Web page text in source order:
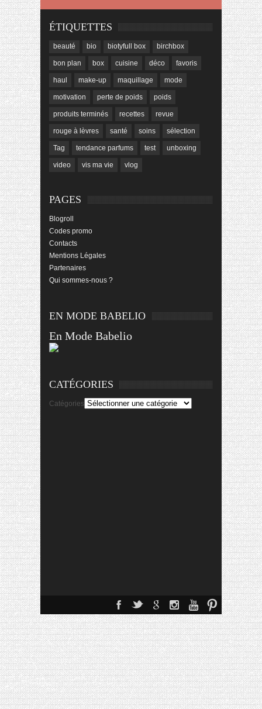
ÉTIQUETTES
beauté bio biotyfull box birchbox
bon plan box cuisine déco favoris
haul make-up maquillage mode
motivation perte de poids poids
produits terminés recettes revue
rouge à lèvres santé soins sélection
Tag tendance parfums test unboxing
video vis ma vie vlog
PAGES
Blogroll
Codes promo
Contacts
Mentions Légales
Partenaires
Qui sommes-nous ?
EN MODE BABELIO
En Mode Babelio
CATÉGORIES
Catégories